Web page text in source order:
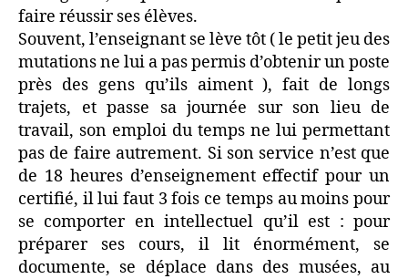
faire réussir ses élèves.
Souvent, l’enseignant se lève tôt ( le petit jeu des
mutations ne lui a pas permis d’obtenir un poste
près des gens qu’ils aiment ), fait de longs
trajets, et passe sa journée sur son lieu de
travail, son emploi du temps ne lui permettant
pas de faire autrement. Si son service n’est que
de 18 heures d’enseignement effectif pour un
certifié, il lui faut 3 fois ce temps au moins pour
se comporter en intellectuel qu’il est : pour
préparer ses cours, il lit énormément, se
documente, se déplace dans des musées, au